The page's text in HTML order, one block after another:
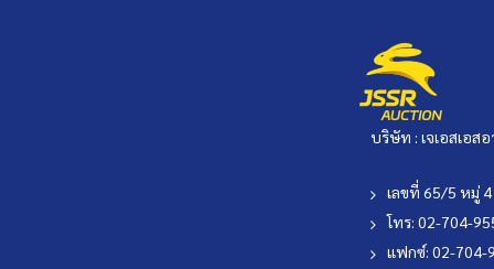
บริษัท : เจเอสเอส
เลขที่ 65/5 หมู่
โทร: 02-704-
แฟกซ์: 02-704-